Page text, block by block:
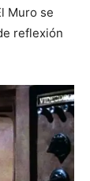
Muro se
reflexión